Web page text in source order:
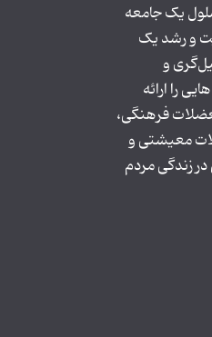
یک جامعه
و رشد یک
و
را ارائه
فرهنگی،
معیشتی و
زندگی مردم